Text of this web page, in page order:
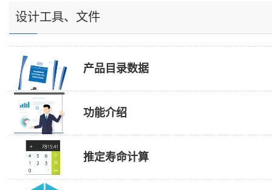
设计工具、文件
产品目录数据
功能介绍
推定寿命计算